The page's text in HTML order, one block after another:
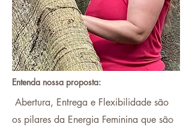
Entenda nossa proposta:
Abertura, Entrega e Flexibilidade são
os pilares da Energia Feminina que são